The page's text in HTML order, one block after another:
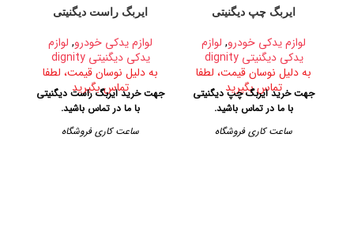
ایربگ چپ دیگنیتی
لوازم یدکی خودرو, لوازم
یدکی دیگنیتی dignity
به دلیل نوسان قیمت، لطفا
تماس بگیرید
جهت خرید ایربگ چپ دیگنیتی
با ما در تماس باشید.
ساعت کاری فروشگاه
ایربگ راست دیگنیتی
لوازم یدکی خودرو, لوازم
یدکی دیگنیتی dignity
به دلیل نوسان قیمت، لطفا
تماس بگیرید
جهت خرید ایربگ راست دیگنیتی
با ما در تماس باشید.
ساعت کاری فروشگاه